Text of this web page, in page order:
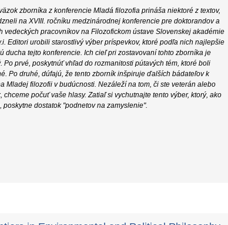
zborníka z konferencie Mladá filozofia prináša niektoré z textov,
na XVIII. ročníku medzinárodnej konferencie pre doktorandov a
vedeckých pracovníkov na Filozofickom ústave Slovenskej akadémie
Editori urobili starostlivý výber príspevkov, ktoré podľa nich najlepšie
ducha tejto konferencie. Ich cieľ pri zostavovaní tohto zborníka je
Po prvé, poskytnúť vhľad do rozmanitosti pútavých tém, ktoré boli
Po druhé, dúfajú, že tento zborník inšpiruje ďalších bádateľov k
Mladej filozofii v budúcnosti. Nezáleží na tom, či ste veterán alebo
chceme počuť vaše hlasy. Zatiaľ si vychutnajte tento výber, ktorý, ako
poskytne dostatok "podnetov na zamyslenie".